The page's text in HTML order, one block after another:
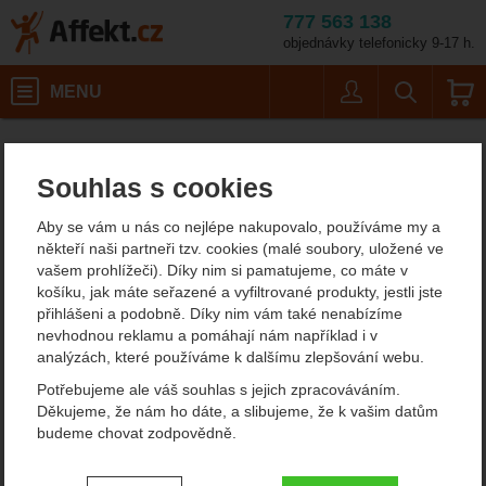
Souhlas s cookies
Aby se vám u nás co nejlépe nakupovalo, používáme my a
někteří naši partneři tzv. cookies (malé soubory, uložené ve
vašem prohlížeči). Díky nim si pamatujeme, co máte v
košíku, jak máte seřazené a vyfiltrované produkty, jestli jste
přihlášeni a podobně. Díky nim vám také nenabízíme
nevhodnou reklamu a pomáhají nám například i v
analýzách, které používáme k dalšímu zlepšování webu.
Potřebujeme ale váš souhlas s jejich zpracováváním.
Děkujeme, že nám ho dáte, a slibujeme, že k vašim datům
budeme chovat zodpovědně.
Nastavení souhlasů s kategoriemi
777 563 138
objednávky telefonicky 9-17 h.
MENU
Singing Rock RL
Singing Rock RL Chest
Fotografie